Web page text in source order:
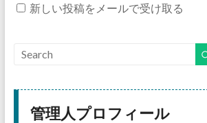
新しい投稿をメールで受け取る
管理人プロフィール